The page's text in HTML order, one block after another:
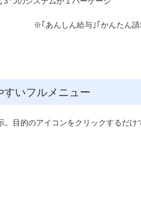
※｢あんしん給与｣｢かんたん請
いフルメニュー
目的のアイコンをクリックするだけ